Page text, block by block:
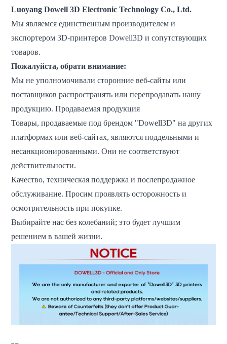
Luoyang Dowell 3D Electronic Technology Co., Ltd.
Мы являемся единственным производителем и
экспортером 3D-принтеров Dowell3D и сопутствующих
товаров.
Пожалуйста, обрати внимание:
Мы не уполномочивали сторонние веб-сайты или
поставщиков распространять или перепродавать нашу
продукцию. Продаваемая продукция
Товары, продаваемые под брендом "Dowell3D" на других
платформах или веб-сайтах, являются поддельными и
несанкционированными. Они не соответствуют
действительности.
Качество, техническая поддержка и послепродажное
обслуживание. Просим проявлять осторожность и
осмотрительность при покупке.
Выбирайте нас без колебаний; это будет лучшим
решением в вашей жизни.